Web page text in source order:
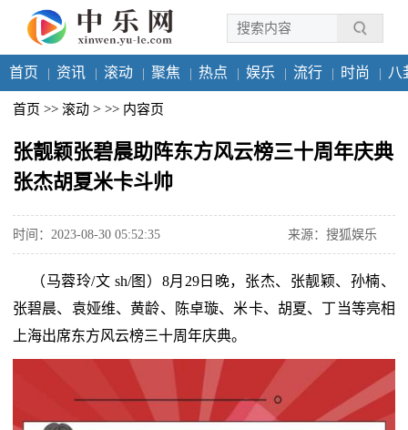
首页 资讯 滚动 聚焦 热点 娱乐 流行 时尚 八
首页 >> 滚动 > >> 内容页
张靓颖张碧晨助阵东方风云榜三十周年庆典
张杰胡夏米卡斗帅
时间：2023-08-30 05:52:35 来源：搜狐娱乐
（马蓉玲/文 sh/图）8月29日晚，张杰、张靓颖、孙楠、
张碧晨、袁娅维、黄龄、陈卓璇、米卡、胡夏、丁当等亮相
上海出席东方风云榜三十周年庆典。